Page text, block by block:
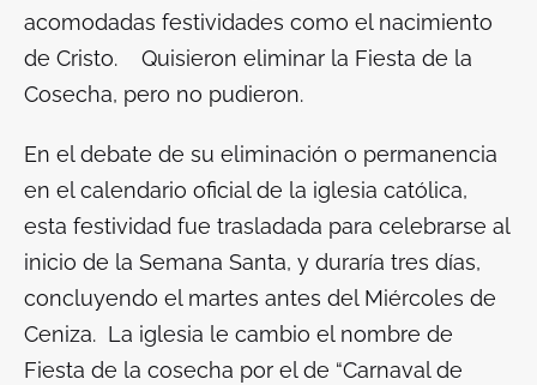
acomodadas festividades como el nacimiento
de Cristo. Quisieron eliminar la Fiesta de la
Cosecha, pero no pudieron.
En el debate de su eliminación o permanencia
en el calendario oficial de la iglesia católica,
esta festividad fue trasladada para celebrarse al
inicio de la Semana Santa, y duraría tres días,
concluyendo el martes antes del Miércoles de
Ceniza. La iglesia le cambio el nombre de
Fiesta de la cosecha por el de “Carnaval de